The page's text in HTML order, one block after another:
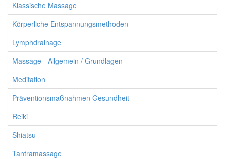
Klassische Massage
Körperliche Entspannungsmethoden
Lymphdrainage
Massage - Allgemein / Grundlagen
Meditation
Präventionsmaßnahmen Gesundheit
Reiki
Shiatsu
Tantramassage